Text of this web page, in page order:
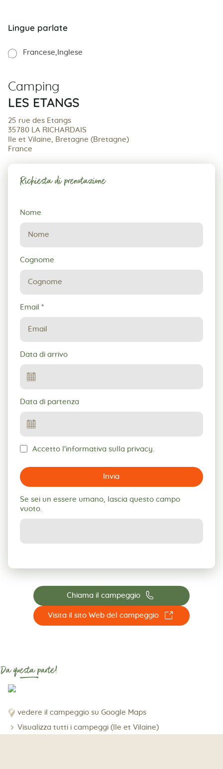
Lingue parlate
Francese Inglese
Camping
LES ETANGS
25 rue des Etangs
35780 LA RICHARDAIS
Ile et Vilaine, Bretagne (Bretagne)
France
Richiesta di prenotazione
Richiesta
di
prenotazione
Nome
Cognome
Email *
Data di arrivo
Data di partenza
Accetto l'informativa sulla privacy.
Invia
Se sei un essere umano, lascia questo campo
vuoto.
Chiama il campeggio 📞
Visita il sito Web del campeggio ☐
Da questa parte!
vedere il campeggio su Google Maps
Visualizza tutti i campeggi (Ile et Vilaine)